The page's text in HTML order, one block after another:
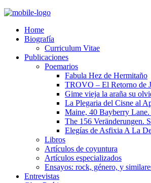
Home
Biografía
Curriculum Vitae​
Publicaciones
Poemarios
Fabula Hez de Hermitaño
TROVO – El Retorno de
Gime vieja la araña su
La Plegaria del Cisne al
Maine, 40 Bayberry
The 156 Veränderungen.
Elegías de Asfixia A La
Libros
Artículos de coyuntura
Artículos especializados
Ensayos: rock, género, y
Entrevistas